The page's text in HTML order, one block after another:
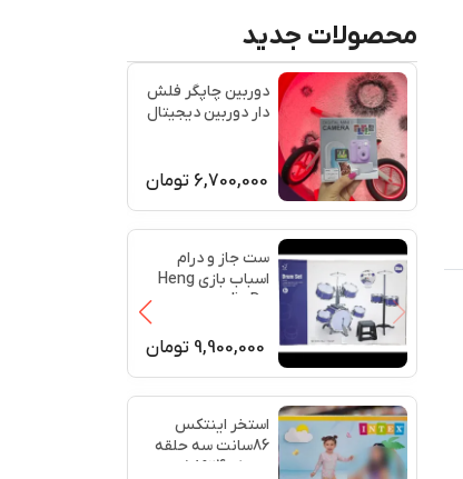
محصولات جدید
دوربین چاپگر فلش
دار دوربین دیجیتال
6,700,000 تومان
ست جاز و درام
اسباب بازی Heng
9,900,000 تومان
استخر اینتکس
86سانت سه حلقه
دارد کد58924